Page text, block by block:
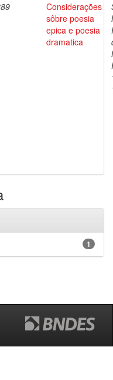
Considerações
sôbre poesia
epica e poesia
dramatica
1